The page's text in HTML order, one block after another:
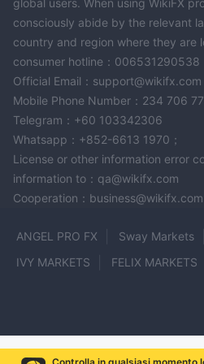
global users. When using WikiFX
consciously abide by the relevant
country and region where they are
consumer hotline：006531290538
Official Email：support@wikifx.com
Mobile Phone Number：234 706
Telegram：+60 103342306
Whatsapp：+852-6613 1970；
License or other information error
information to：qa@wikifx.com
Cooperation：business@wikifx.com
ANGEL PRO FX Sway Markets
IVY MARKETS
FELIX MARKETS
Orbis Exchange Group
Fintech